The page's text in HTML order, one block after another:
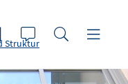
Struktur